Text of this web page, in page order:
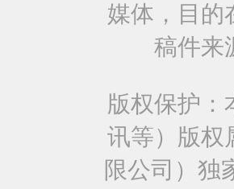
媒体，目的
稿件来
版权保护：
讯等）版权
限公司）独